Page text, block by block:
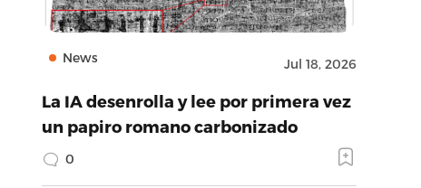
News Jul 18, 2026
La IA desenrolla y lee por primera vez
un papiro romano carbonizado
0